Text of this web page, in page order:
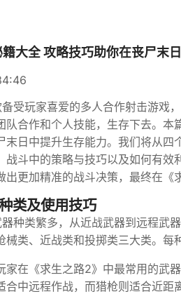
大全 攻略技巧助你在丧尸末日
备受玩家喜爱的多人合作射击游戏
队合作和个人技能，生存下去。
末日中提升生存能力。我们将从
战斗中的策略与技巧以及如何有
更加精准的战斗决策，最终在《
类及使用技巧
器种类繁多，从近战武器到远程
械类、近战类和投掷类三大类。每
家在《求生之路2》中最常用的武
合中远程作战，而猎枪则适合近